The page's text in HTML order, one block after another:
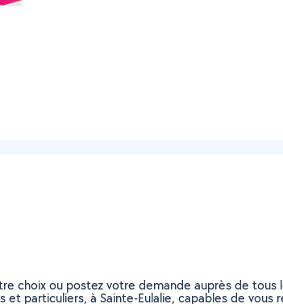
choix ou postez votre demande auprès de tous
particuliers, à Sainte-Eulalie, capables de vous